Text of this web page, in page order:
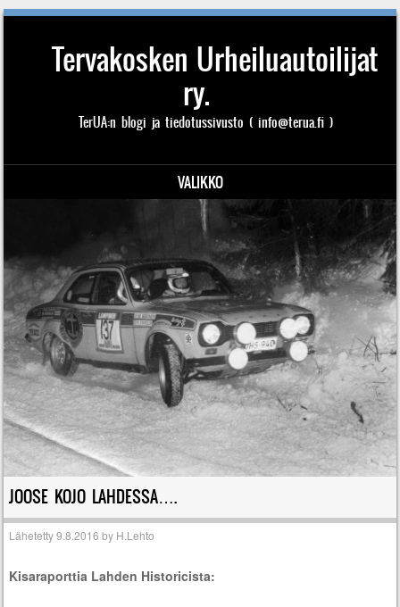
Tervakosken Urheiluautoilijat
ry.
TerUA:n blogi ja tiedotussivusto ( info@terua.fi )
VALIKKO
JOOSE KOJO LAHDESSA….
Lähetetty9.8.2016 by H.Lehto
Kisaraporttia Lahden Historicista: